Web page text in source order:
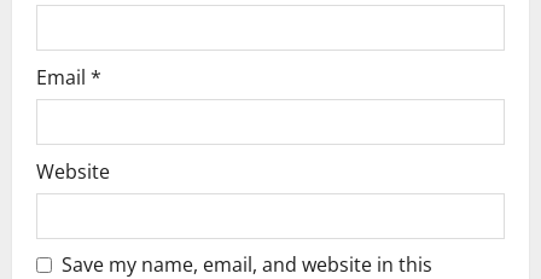
Email *
Website
Save my name, email, and website in this